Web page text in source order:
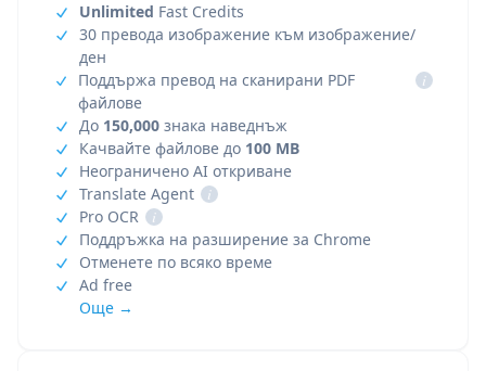
Unlimited Fast Credits
30 превода изображение към изображение/
ден
Поддържа превод на сканирани PDF
файлове
i
До 150,000 знака наведнъж
Качвайте файлове до 100 MB
Неограничено AI откриване
Translate Agent
i
Pro OCR
i
Поддръжка на разширение за Chrome
Отменете по всяко време
Ad free
Още →